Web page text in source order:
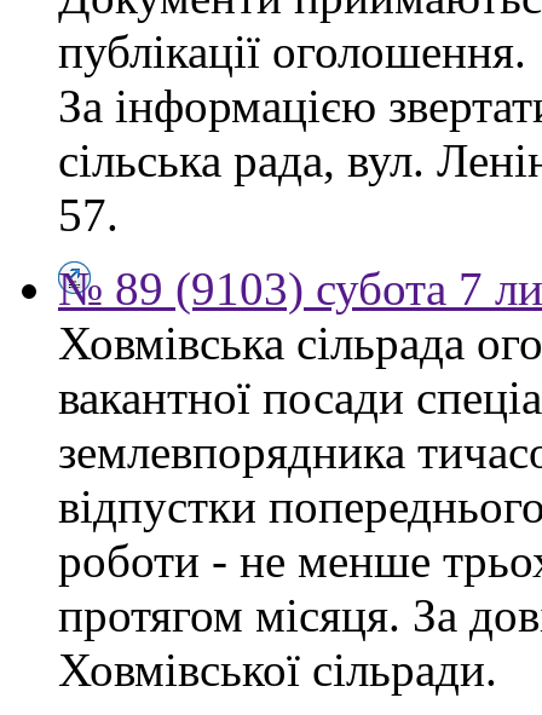
публікації оголошення.
За інформацією
сільська рада, вул.
57.
№ 89 (9103) субота 7
Ховмівська сільрада
вакантної посади
землевпорядника
відпустки
роботи - не менше
протягом місяця. За
Ховмівської сільради.